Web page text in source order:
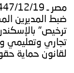
المجلس
مؤتمرات
اجتماعات
جهود
و
برامج
ضبط المديرين
تجاري وتعليمي
لقانون حماية